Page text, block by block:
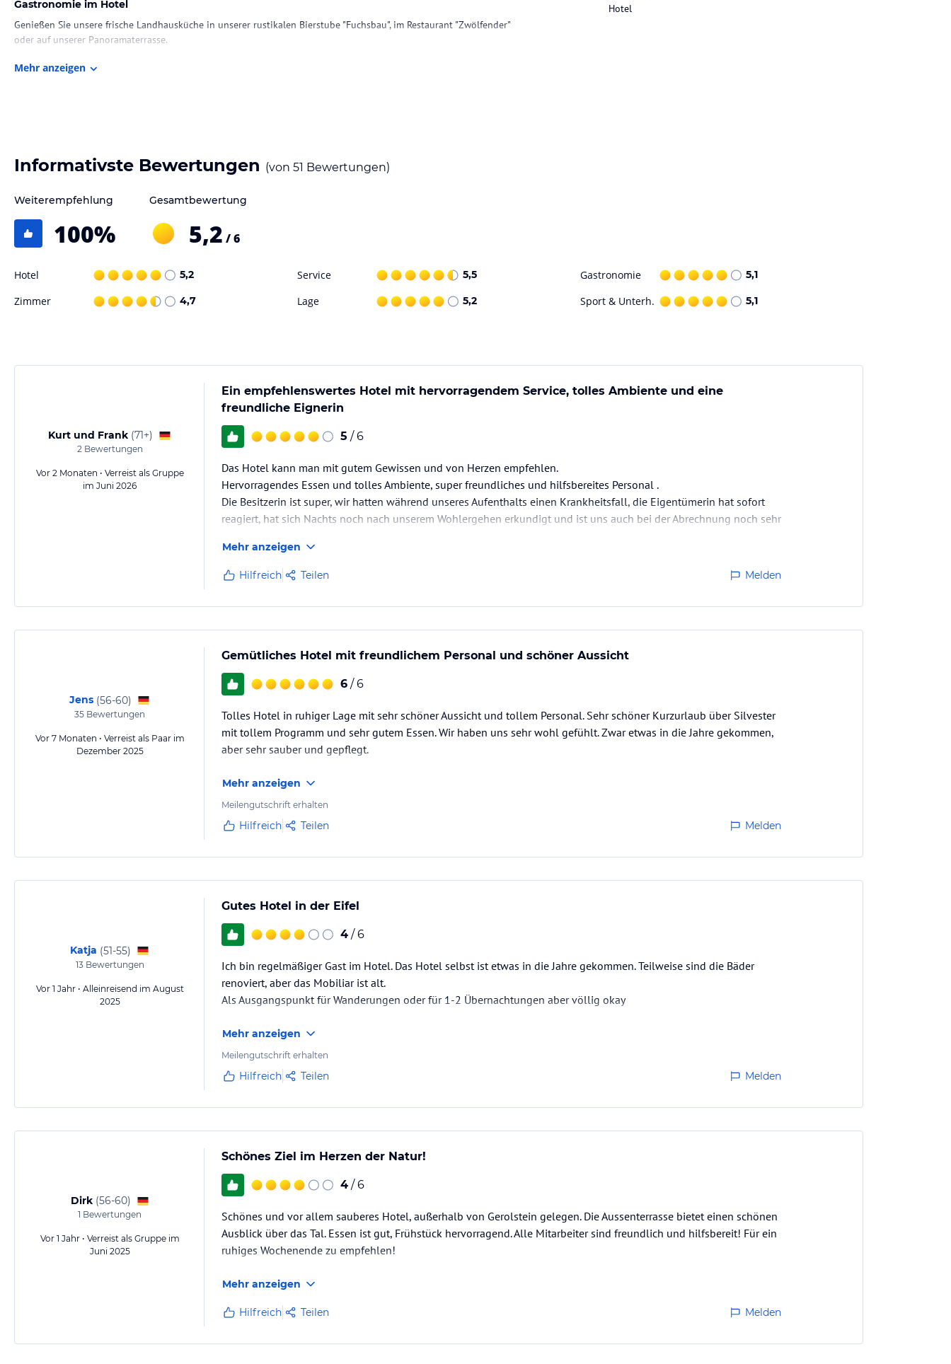
Hotel
Gastronomie im Hotel
Genießen Sie unsere frische Landhausküche in unserer rustikalen Bierstube "Fuchsbau", im Restaurant "Zwölfender"
oder auf unserer Panoramaterrasse.
Sport und Unterhaltung
kurzerhand in's Grüne oder genießen Sie einfach eine harmonische Zeit mit Ihrer Familie oder Freunden.
Gewähr und ohne Prüfung durch HolidayCheck. Bitte lies vor der Buchung die verbindlichen
jeweiligen Veranstalters.
Mehr anzeigen
Informativste Bewertungen (von 51 Bewertungen)
Weiterempfehlung
100%
Gesamtbewertung
5,2 / 6
Hotel 5,2 Service 5,5 Gastronomie 5,1
Zimmer 4,7 Lage 5,2 Sport & Unterh. 5,1
Kurt und Frank (71+)
2Bewertungen
Vor 2 Monaten • Verreist als Gruppe
im Juni 2026
Ein empfehlenswertes Hotel mit hervorragendem Service, tolles Ambiente und eine
freundliche Eignerin
5 / 6
Das Hotel kann man mit gutem Gewissen und von Herzen empfehlen.
Hervorragendes Essen und tolles Ambiente, super freundliches und hilfsbereites Personal .
Die Besitzerin ist super, wir hatten während unseres Aufenthalts einen Krankheitsfall, die Eigentümerin hat sofort
reagiert, hat sich Nachts noch nach unserem Wohlergehen erkundigt und ist uns auch bei der Abrechnung noch sehr
Zusatzsternchen.
Mehr anzeigen
Hilfreich Teilen Melden
Jens (56-60)
35 Bewertungen
Vor 7 Monaten • Verreist als Paar im
Dezember 2025
Gemütliches Hotel mit freundlichem Personal und schöner Aussicht
6 / 6
Tolles Hotel in ruhiger Lage mit sehr schöner Aussicht und tollem Personal. Sehr schöner Kurzurlaub über Silvester
mit tollem Programm und sehr gutem Essen. Wir haben uns sehr wohl gefühlt. Zwar etwas in die Jahre gekommen,
aber sehr sauber und gepflegt.
Mehr anzeigen
Meilengutschrift erhalten
Hilfreich Teilen Melden
Katja (51-55)
13Bewertungen
Vor 1 Jahr • Alleinreisend im August
2025
Gutes Hotel in der Eifel
4 / 6
Ich bin regelmäßiger Gast im Hotel. Das Hotel selbst ist etwas in die Jahre gekommen. Teilweise sind die Bäder
renoviert, aber das Mobiliar ist alt.
Als Ausgangspunkt für Wanderungen oder für 1-2 Übernachtungen aber völlig okay
Mehr anzeigen
Meilengutschrift erhalten
Hilfreich Teilen Melden
Dirk (56-60)
1 Bewertungen
Vor 1 Jahr • Verreist als Gruppe im
Juni 2025
Schönes Ziel im Herzen der Natur!
4 / 6
Schönes und vor allem sauberes Hotel, außerhalb von Gerolstein gelegen. Die Aussenterrasse bietet einen schönen
Ausblick über das Tal. Essen ist gut, Frühstück hervorragend. Alle Mitarbeiter sind freundlich und hilfsbereit! Für ein
ruhiges Wochenende zu empfehlen!
Mehr anzeigen
Hilfreich Teilen Melden